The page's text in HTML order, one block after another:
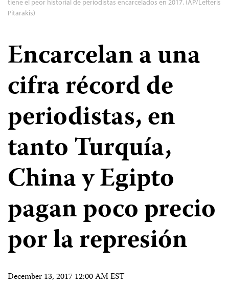
tiene el peor historial de periodistas encarcelados en 2017. (AP/Lefteris
Pitarakis)
Encarcelan a una
cifra récord de
periodistas, en
tanto Turquía,
China y Egipto
pagan poco precio
por la represión
December 13, 2017 12:00 AM EST